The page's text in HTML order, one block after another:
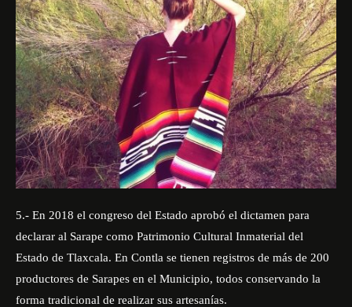
5.- En 2018 el congreso del Estado aprobó el dictamen para
declarar al Sarape como Patrimonio Cultural Inmaterial del
Estado de Tlaxcala. En Contla se tienen registros de más de 200
productores de Sarapes en el Municipio, todos conservando la
forma tradicional de realizar sus artesanías.